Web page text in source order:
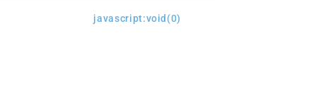
javascript:void(0)